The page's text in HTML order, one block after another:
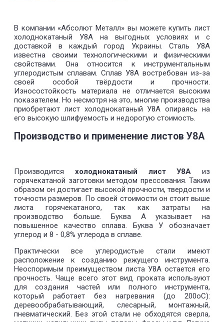
В компании «Абсолют Металл» вы можете купить лист
холоднокатаный У8А на выгодных условиях и с
доставкой в каждый город Украины. Сталь У8А
известна своими технологическими и физическими
свойствами. Она относится к инструментальным
углеродистым сплавам. Сплав У8А востребован из-за
своей особой твёрдости и прочности.
Износостойкость материала не отличается высоким
показателем. Но несмотря на это, многие производства
приобретают лист холоднокатаный У8А опираясь на
его высокую шлифуемость и недорогую стоимость.
Производство и применение листов У8А
Производится холоднокатаный лист У8А из
горячекатаной заготовки методом прессования. Таким
образом он достигает высокой прочности, твердости и
точности размеров. По своей стоимости он стоит выше
листа горячекатаного, так как затраты на
производство больше. Буква А указывает на
повышенное качество сплава. Буква У обозначает
углерод и 8 - 0,8% углерода в сплаве.
Практически все углеродистые стали имеют
расположение к созданию режущего инструмента.
Неоспоримым преимуществом листа У8А остается его
прочность. Чаще всего этот вид проката используют
для создания частей или полного инструмента,
который работает без нагревания (до 200оС):
деревообрабатывающий, слесарный, монтажный,
пневматический. Без этой стали не обходятся сверла,